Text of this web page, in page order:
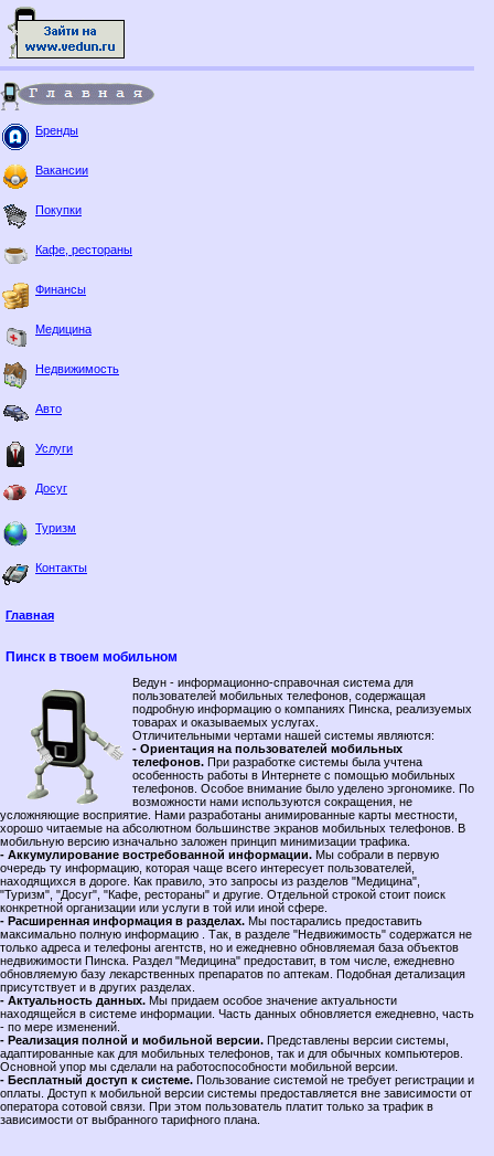
Бренды
Вакансии
Покупки
Кафе, рестораны
Финансы
Медицина
Недвижимость
Авто
Услуги
Досуг
Туризм
Контакты
Главная
Пинск в твоем мобильном
Ведун - информационно-справочная система для
пользователей мобильных телефонов, содержащая
подробную информацию о компаниях Пинска, реализуемых
товарах и оказываемых услугах.
Отличительными чертами нашей системы являются:
- Ориентация на пользователей мобильных
телефонов. При разработке системы была учтена
особенность работы в Интернете с помощью мобильных
телефонов. Особое внимание было уделено эргономике. По
возможности нами используются сокращения, не
усложняющие восприятие. Нами разработаны анимированные карты местности,
хорошо читаемые на абсолютном большинстве экранов мобильных телефонов. В
мобильную версию изначально заложен принцип минимизации трафика.
- Аккумулирование востребованной информации. Мы собрали в первую
очередь ту информацию, которая чаще всего интересует пользователей,
находящихся в дороге. Как правило, это запросы из разделов "Медицина",
"Туризм", "Досуг", "Кафе, рестораны" и другие. Отдельной строкой стоит поиск
конкретной организации или услуги в той или иной сфере.
- Расширенная информация в разделах. Мы постарались предоставить
максимально полную информацию . Так, в разделе "Недвижимость" содержатся не
только адреса и телефоны агентств, но и ежедневно обновляемая база объектов
недвижимости Пинска. Раздел "Медицина" предоставит, в том числе, ежедневно
обновляемую базу лекарственных препаратов по аптекам. Подобная детализация
присутствует и в других разделах.
- Актуальность данных. Мы придаем особое значение актуальности
находящейся в системе информации. Часть данных обновляется ежедневно, часть
- по мере изменений.
- Реализация полной и мобильной версии. Представлены версии системы,
адаптированные как для мобильных телефонов, так и для обычных компьютеров.
Основной упор мы сделали на работоспособности мобильной версии.
- Бесплатный доступ к системе. Пользование системой не требует регистрации и
оплаты. Доступ к мобильной версии системы предоставляется вне зависимости от
оператора сотовой связи. При этом пользователь платит только за трафик в
зависимости от выбранного тарифного плана.